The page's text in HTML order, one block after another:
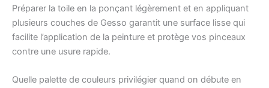
Préparer la toile en la ponçant légèrement et en appliquant
plusieurs couches de Gesso garantit une surface lisse qui
facilite l’application de la peinture et protège vos pinceaux
contre une usure rapide.
Quelle palette de couleurs privilégier quand on débute en